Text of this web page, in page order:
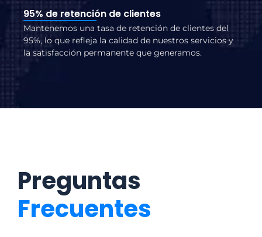
95% de retención de clientes
Mantenemos una tasa de retención de clientes del
95%, lo que refleja la calidad de nuestros servicios y
la satisfacción permanente que generamos.
Preguntas
Frecuentes